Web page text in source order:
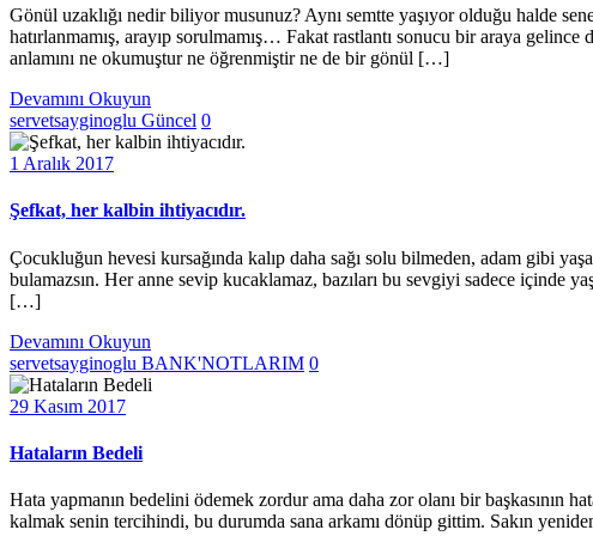
Gönül uzaklığı nedir biliyor musunuz? Aynı semtte yaşıyor olduğu halde
hatırlanmamış, arayıp sorulmamış… Fakat rastlantı sonucu bir araya
anlamını ne okumuştur ne öğrenmiştir ne de bir gönül […]
Devamını Okuyun
servetsayginoglu Güncel 0
1 Aralık 2017
Şefkat, her kalbin ihtiyacıdır.
Çocukluğun hevesi kursağında kalıp daha sağı solu bilmeden, adam gibi
bulamazsın. Her anne sevip kucaklamaz, bazıları bu sevgiyi sadece içinde
[…]
Devamını Okuyun
servetsayginoglu BANK'NOTLARIM 0
29 Kasım 2017
Hataların Bedeli
Hata yapmanın bedelini ödemek zordur ama daha zor olanı bir başkasının
kalmak senin tercihindi, bu durumda sana arkamı dönüp gittim. Sakın